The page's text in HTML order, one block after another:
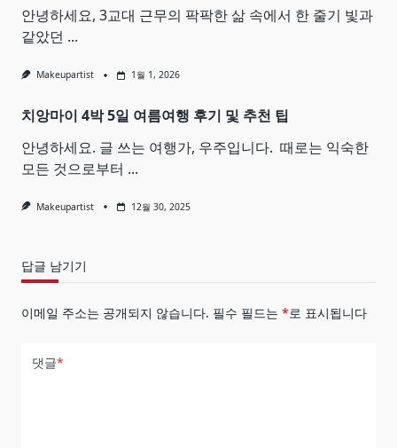
안녕하세요, 3교대 근무의 팍팍한 삶 속에서 한 줄기 빛과
같았던 ...
Makeupartist 1월 1, 2026
치앙마이 4박 5일 여름여행 후기 및 추천 팁
안녕하세요. 글 쓰는 여행가, 우주입니다. ​ 때로는 익숙한
모든 것으로부터 ...
Makeupartist 12월 30, 2025
답글 남기기
이메일 주소는 공개되지 않습니다. 필수 필드는 *로 표시됩니다
댓글*